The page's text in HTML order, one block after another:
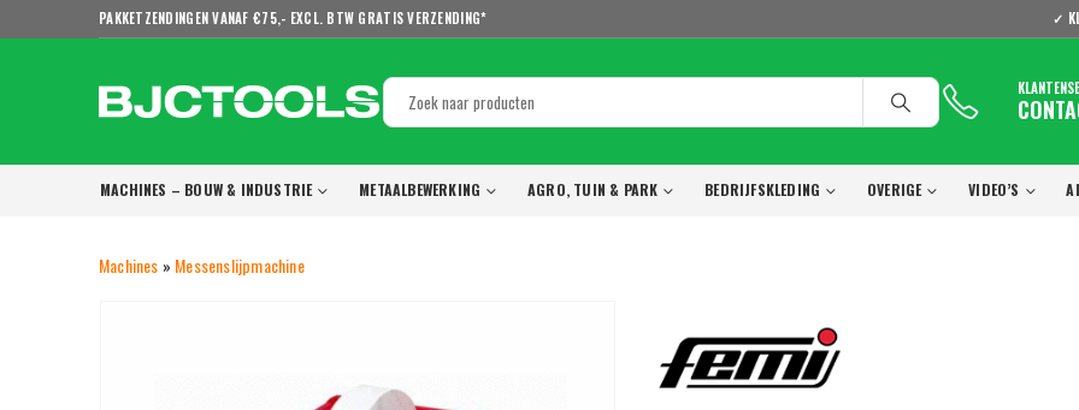
PAKKETZENDINGEN VANAF €75,- EXCL. BTW GRATIS VERZENDING* ✓
MACHINES – BOUW & INDUSTRIE METAALBEWERKING AGRO, TUIN & PARK BEDRIJFSKLEDING OVERIGE VIDEO’S
Machines » Messenslijpmachine